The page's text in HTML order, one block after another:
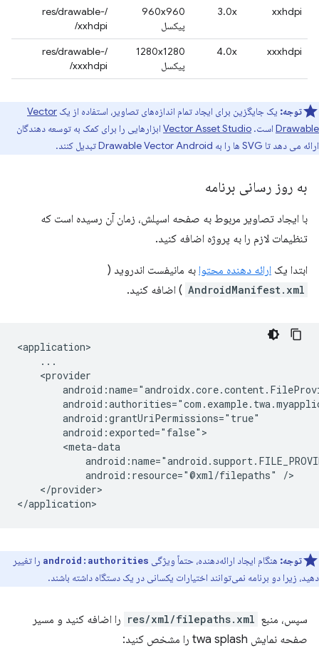
xxhdpi
3.0x
960x960
پیکسل
/res/drawable-
xxhdpi/
xxxhdpi
4.0x
1280x1280
پیکسل
/res/drawable-
xxxhdpi/
توجه: یک جایگزین برای ایجاد تمام اندازه‌های تصاویر، استفاده از یک Vector
Drawable است. Vector Asset Studio ابزارهایی را برای کمک به توسعه دهندگان
ارائه می دهد تا SVG ها را به Drawable Vector Android تبدیل کنند.
به روز رسانی برنامه
با ایجاد تصاویر مربوط به صفحه اسپلش، زمان آن رسیده است که
تنظیمات لازم را به پروژه اضافه کنید.
ابتدا یک ارائه دهنده محتوا به مانیفست اندروید (
AndroidManifest.xml ) اضافه کنید.
android:resource="@xml/filepaths"
</provider>
توجه: هنگام ایجاد ارائه‌دهنده، حتماً ویژگی android:authorities را تغییر
دهید، زیرا دو برنامه نمی‌توانند اختیارات یکسانی در یک دستگاه داشته باشند.
سپس، منبع res/xml/filepaths.xml را اضافه کنید و مسیر
صفحه نمایش twa splash را مشخص کنید: